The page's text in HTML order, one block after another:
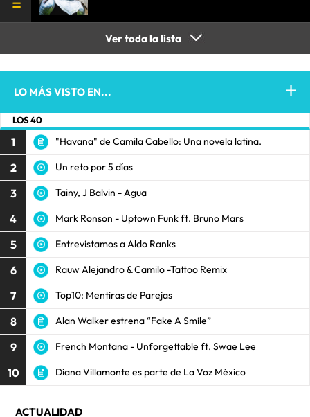
Ver toda la lista
LO MÁS VISTO EN...
LOS 40
1 "Havana" de Camila Cabello: Una novela latina.
2 Un reto por 5 días
3 Tainy, J Balvin - Agua
4 Mark Ronson - Uptown Funk ft. Bruno Mars
5 Entrevistamos a Aldo Ranks
6 Rauw Alejandro & Camilo -Tattoo Remix
7 Top10: Mentiras de Parejas
8 Alan Walker estrena “Fake A Smile”
9 French Montana - Unforgettable ft. Swae Lee
10 Diana Villamonte es parte de La Voz México
ACTUALIDAD